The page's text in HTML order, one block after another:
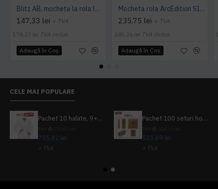
Blitz AB, mocheta la rola latime 4 m, Balta Industries
147,33 lei + TVA
178,27 lei TVA inclus
Adaugă în Coş
Mocheta rola ArcEdition SIRIOUS AB
235,75 lei + TVA
285,26 lei TVA inclus
Adaugă în Coş
CELE MAI POPULARE
Pachet 10 halate, 9+1 gratuit
755,82 lei
+ TVA
Pachet 100 seturi hoteliere, set dentar, set barbierit, casca de dus, pila unghii, set cusut
533,69 lei
+ TVA